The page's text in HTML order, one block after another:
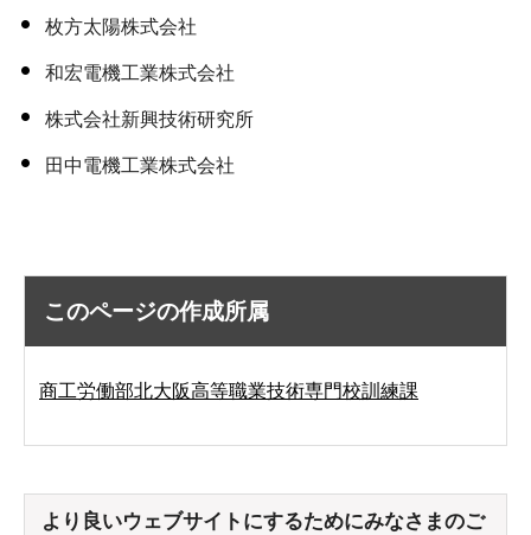
枚方太陽株式会社
和宏電機工業株式会社
株式会社新興技術研究所
田中電機工業株式会社
このページの作成所属
商工労働部北大阪高等職業技術専門校訓練課
より良いウェブサイトにするためにみなさまのご